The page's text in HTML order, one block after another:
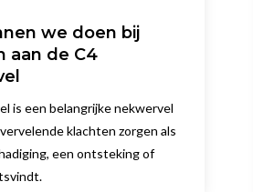
we doen bij
aan de C4
is een belangrijke nekwervel
klachten zorgen als
een ontsteking of